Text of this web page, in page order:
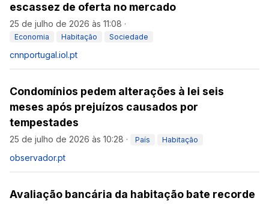
escassez de oferta no mercado
25 de julho de 2026 às 11:08 ·
Economia Habitação Sociedade
cnnportugal.iol.pt
Condomínios pedem alterações à lei seis
meses após prejuízos causados por
tempestades
25 de julho de 2026 às 10:28 · País Habitação
observador.pt
Avaliação bancária da habitação bate recorde